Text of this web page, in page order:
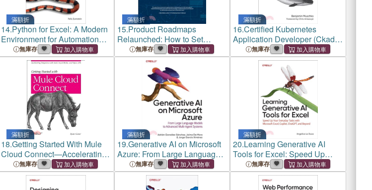
滿額折
14.Python for Excel: A Modern
Environment for Automation
and Data Analysis
無庫存
滿額折
15.Product Roadmaps
Relaunched: How to Set
Direction While Embracing
Uncertainty
無庫存
滿額折
16.Certified Kubernetes
Application Developer (Ckad)
Study Guide: In-Depth
Guidance and Practice
無庫存
滿額折
18.Getting Started With Mule
Cloud Connect—Accelerating
Integration With SaaS, Social
Media, and Open APIs
無庫存
滿額折
19.Generative AI on Microsoft
Azure: From Large Language
Models to Advanced Multi-
Agent Systems
無庫存
滿額折
20.Learning Generative AI
Tools for Excel: Speed Up
Your Everyday Tasks with
Microsoft Excel, Copilot,
Chatgpt, and Beyond
無庫存